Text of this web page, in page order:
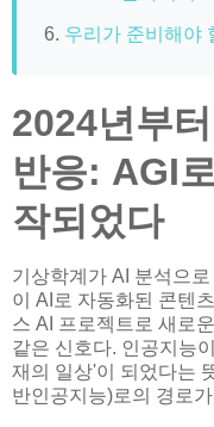
우리가 준비해야
2024년부
반응: AGI
작되었다
기상학계가 AI 분석으
이 AI로 자동화된 콘텐
스 AI 프로젝트로 새로
같은 신호다. 인공지능
재의 일상'이 되었다는
반인공지능)로의 경로